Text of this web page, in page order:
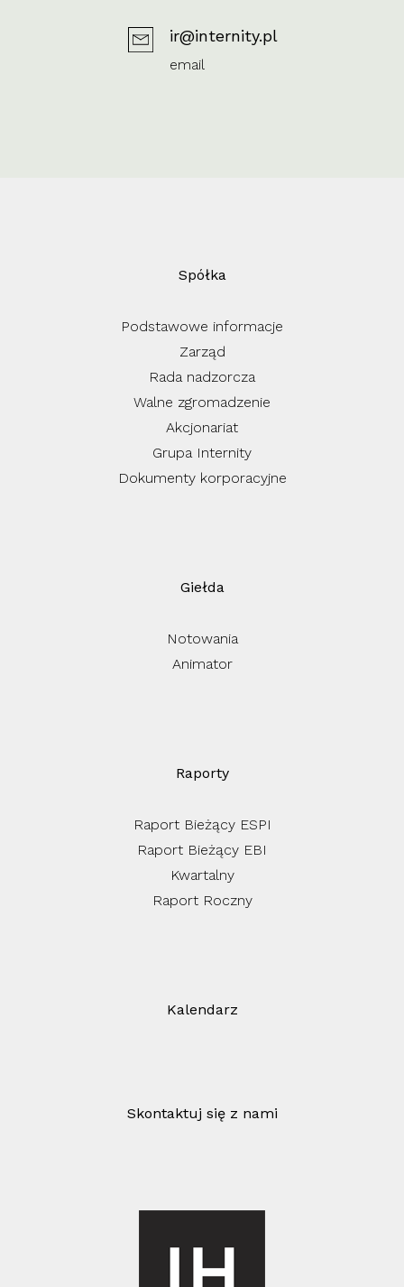
ir@internity.pl
email
Spółka
Podstawowe informacje
Zarząd
Rada nadzorcza
Walne zgromadzenie
Akcjonariat
Grupa Internity
Dokumenty korporacyjne
Giełda
Notowania
Animator
Raporty
Raport Bieżący ESPI
Raport Bieżący EBI
Kwartalny
Raport Roczny
Kalendarz
Skontaktuj się z nami